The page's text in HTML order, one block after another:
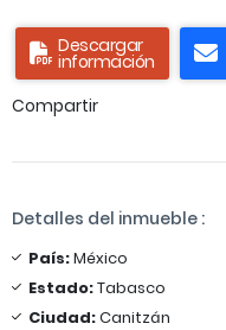
Descargar
información
Compartir
Detalles del inmueble :
País:México
Estado:Tabasco
Ciudad:Canitzán